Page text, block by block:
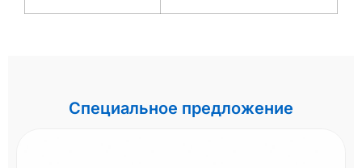
Специальное предложение